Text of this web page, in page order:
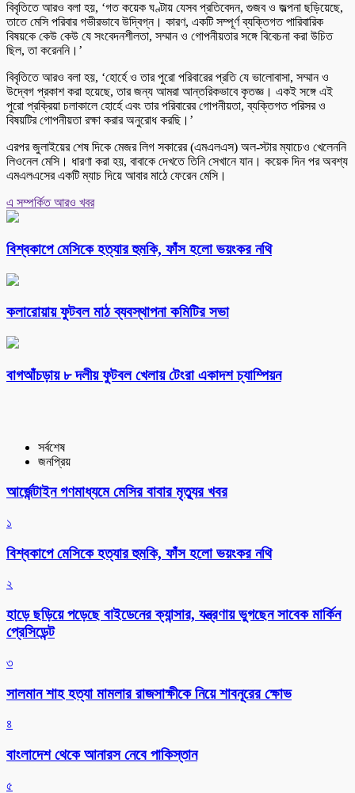
বিবৃতিতে আরও বলা হয়, ‘গত কয়েক ঘণ্টায় যেসব প্রতিবেদন, গুজব ও জল্পনা ছড়িয়েছে,
তাতে মেসি পরিবার গভীরভাবে উদ্বিগ্ন। কারণ, একটি সম্পূর্ণ ব্যক্তিগত পারিবারিক
বিষয়কে কেউ কেউ যে সংবেদনশীলতা, সম্মান ও গোপনীয়তার সঙ্গে বিবেচনা করা উচিত
ছিল, তা করেননি।’
বিবৃতিতে আরও বলা হয়, ‘হোর্হে ও তার পুরো পরিবারের প্রতি যে ভালোবাসা, সম্মান ও
উদ্বেগ প্রকাশ করা হয়েছে, তার জন্য আমরা আন্তরিকভাবে কৃতজ্ঞ। একই সঙ্গে এই
পুরো প্রক্রিয়া চলাকালে হোর্হে এবং তার পরিবারের গোপনীয়তা, ব্যক্তিগত পরিসর ও
বিষয়টির গোপনীয়তা রক্ষা করার অনুরোধ করছি।’
এরপর জুলাইয়ের শেষ দিকে মেজর লিগ সকারের (এমএলএস) অল-স্টার ম্যাচেও খেলেননি
লিওনেল মেসি। ধারণা করা হয়, বাবাকে দেখতে তিনি সেখানে যান। কয়েক দিন পর অবশ্য
এমএলএসের একটি ম্যাচ দিয়ে আবার মাঠে ফেরেন মেসি।
এ সম্পর্কিত আরও খবর
বিশ্বকাপে মেসিকে হত্যার হুমকি, ফাঁস হলো ভয়ংকর নথি
কলারোয়ায় ফুটবল মাঠ ব্যবস্থাপনা কমিটির সভা
বাগআঁচড়ায় ৮ দলীয় ফুটবল খেলায় টেংরা একাদশ চ্যাম্পিয়ন
সর্বশেষ
জনপ্রিয়
আর্জেন্টাইন গণমাধ্যমে মেসির বাবার মৃত্যুর খবর
১
বিশ্বকাপে মেসিকে হত্যার হুমকি, ফাঁস হলো ভয়ংকর নথি
২
হাড়ে ছড়িয়ে পড়েছে বাইডেনের ক্যান্সার, যন্ত্রণায় ভুগছেন সাবেক মার্কিন
প্রেসিডেন্ট
৩
সালমান শাহ হত্যা মামলার রাজসাক্ষীকে নিয়ে শাবনূরের ক্ষোভ
৪
বাংলাদেশ থেকে আনারস নেবে পাকিস্তান
৫